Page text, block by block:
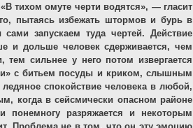
тихом омуте черти водятся», — гласит
пытаясь избежать штормов и бурь в
запускаем туда чертей. Действие
и дольше человек сдерживается, чем
тем сильнее у него потом извергается
с битьем посуды и криком, слышным
спокойствие человека в любой,
когда в сейсмически опасном районе
понемногу разряжается и некоторым